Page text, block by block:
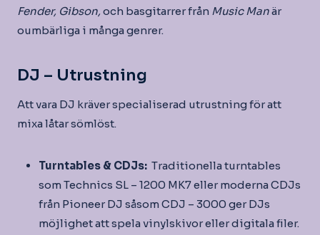
Fender, Gibson, och basgitarrer från Music Manär
oumbärliga i många genrer.
DJ – Utrustning
Att vara DJ kräver specialiserad utrustning för att
mixa låtar sömlöst.
Turntables & CDJs: Traditionella turntables
som Technics SL – 1200 MK7 eller moderna CDJs
från Pioneer DJ såsom CDJ – 3000 ger DJs
möjlighet att spela vinylskivor eller digitala filer.